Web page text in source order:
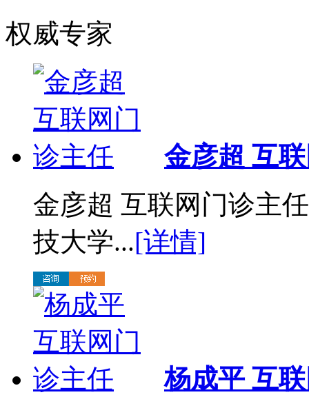
权威专家
金彦超 互
金彦超 互联网门诊主
技大学...[详情]
杨成平 互